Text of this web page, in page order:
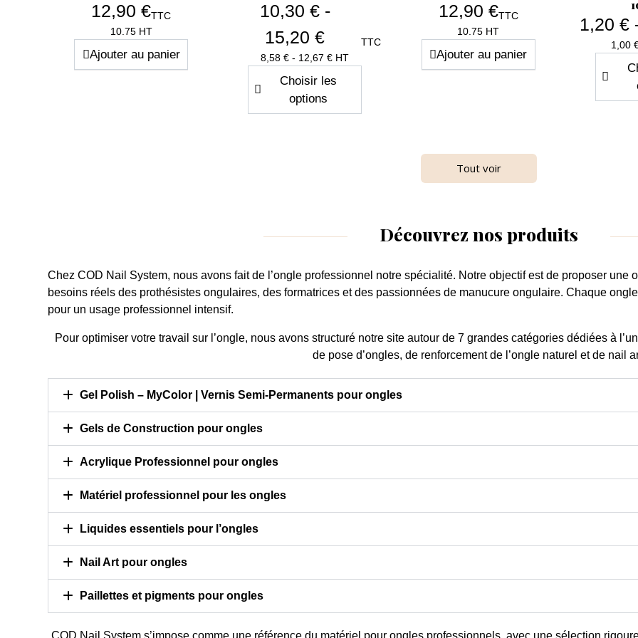
Prix
12,90 €TTC
10.75 HT
Ajouter au panier Prix
10,30 € -
15,20 €
TTC
8,58 € - 12,67 € HT
Choisir les
options
Prix
12,90 €TTC
10.75 HT
Ajouter au panier
1,20 €
1,00
 Aperçu rapide
Chablons Easyform
17,90 €TTC
− +
Ajouter au panier
1,96 € - 16,20 € TTC
Choisir les
Prix
0,00 € - 13,75 €TTC
0,00 € - 11,46 € HT
Choisir les
Tout voir
Découvrez nos produits
ChezCOD Nail System, nous avons fait de l’ongle professionnel notre spécialité. Notre objectif est de proposer une
besoins réels des prothésistes ongulaires, des formatrices et des passionnées de manucure ongulaire. Chaqueongle
pour un usage professionnel intensif.
Pour optimiser votre travail sur l’ongle, nous avons structuré notre site autour de 7 grandes catégories dédiées à
de pose d’ongles, de renforcement de l’ongle naturel et de nail
Gel Polish – MyColor | Vernis Semi-Permanents pour ongles
Gels de Construction pour ongles
Acrylique Professionnel pour ongles
Matériel professionnel pour les ongles
Liquides essentiels pour l’ongles
Nail Art pour ongles
Paillettes et pigments pour ongles